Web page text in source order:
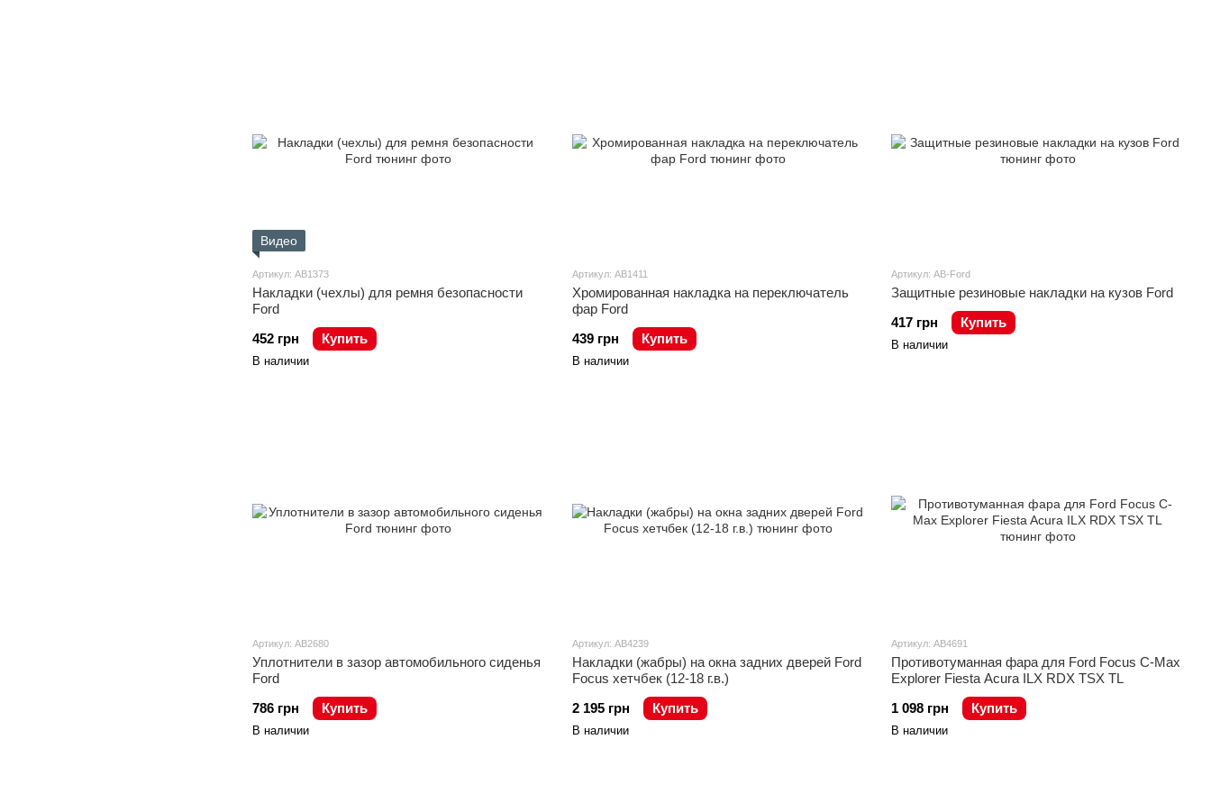
Видео
Артикул: AB1373
Накладки (чехлы) для ремня безопасности
Ford
452 грн
Купить
В наличии
Артикул: AB1411
Хромированная накладка на переключатель
фар Ford
439 грн
Купить
В наличии
Артикул: AB-Ford
Защитные резиновые накладки на кузов Ford
417 грн
Купить
В наличии
Артикул: AB2680
Уплотнители в зазор автомобильного сиденья
Ford
786 грн
Купить
В наличии
Артикул: AB4239
Накладки (жабры) на окна задних дверей Ford
Focus хетчбек (12-18 г.в.)
2 195 грн
Купить
В наличии
Артикул: AB4691
Противотуманная фара для Ford Focus C-Max
Explorer Fiesta Acura ILX RDX TSX TL
1 098 грн
Купить
В наличии